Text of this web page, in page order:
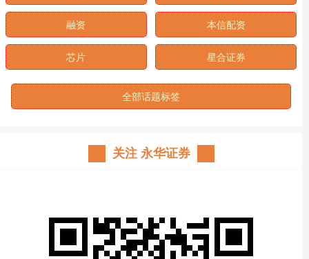
融资 本信配资
芯片 星合证券
全部话题标签
关注 永华证券